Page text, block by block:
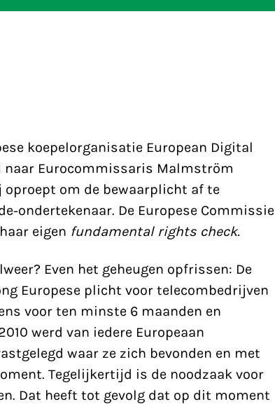
koepelorganisatie European Digital
naar Eurocommissaris Malmström
om de bewaarplicht af te
ondertekenaar. De Europese Commissie
eigen fundamental rights check.
Even het geheugen opfrissen: De
Europese plicht voor telecombedrijven
voor ten minste 6 maanden en
werd van iedere Europeaan
waar ze zich bevonden en met
Tegelijkertijd is de noodzaak voor
Dat heeft tot gevolg dat op dit moment